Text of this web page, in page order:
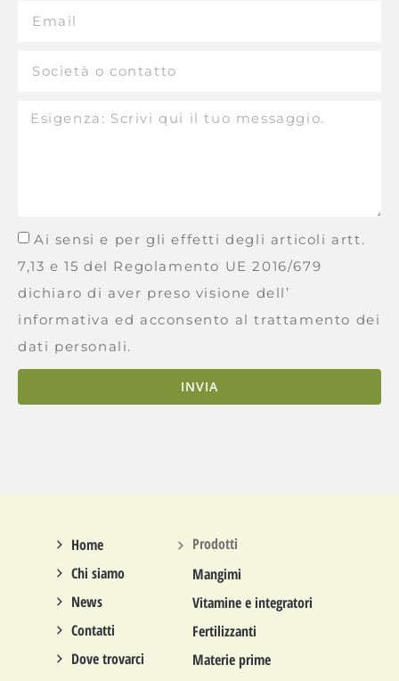
Ai sensi e per gli effetti degli articoli artt.
7,13 e 15 del Regolamento UE 2016/679
dichiaro di aver preso visione dell’
informativa ed acconsento al trattamento dei
dati personali.
INVIA
Home
Chi siamo
News
Contatti
Dove trovarci
Prodotti
Mangimi
Vitamine e integratori
Fertilizzanti
Materie prime